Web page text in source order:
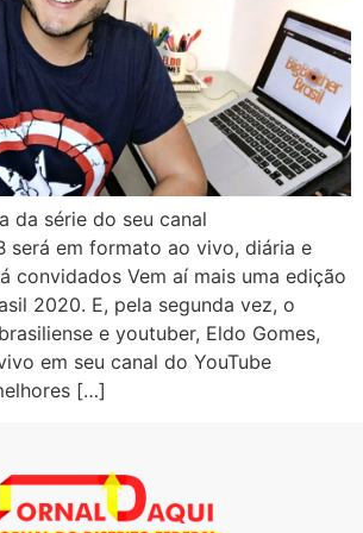
da série do seu canal
será em formato ao vivo, diária e
convidados Vem aí mais uma edição
2020. E, pela segunda vez, o
e youtuber, Eldo Gomes,
em seu canal do YouTube
[…]